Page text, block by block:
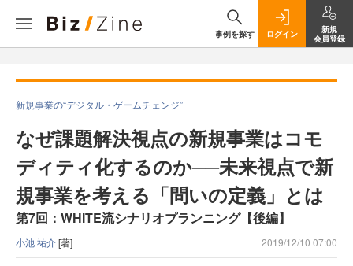
事例を探す ログイン
新規
会員登録
新規事業の“デジタル・ゲームチェンジ”
なぜ課題解決視点の新規事業はコモ
ディティ化するのか──未来視点で新
規事業を考える「問いの定義」とは
第7回：WHITE流シナリオプランニング【後編】
小池 祐介[著] 2019/12/10 07:00